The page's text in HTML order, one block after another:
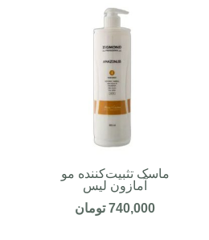
ماسک تثبیت‌کننده مو
آمازون لیس
740,000 تومان